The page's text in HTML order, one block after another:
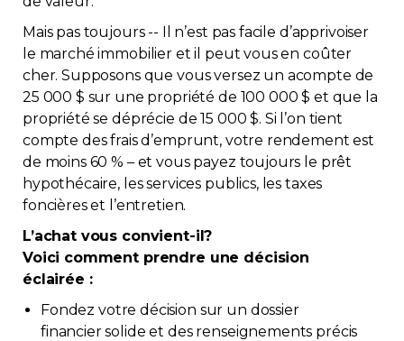
Mais pas toujours -- Il n’est pas facile d’apprivoiser
le marché immobilier et il peut vous en coûter
cher. Supposons que vous versez un acompte de
25 000 $ sur une propriété de 100 000 $ et que la
propriété se déprécie de 15 000 $. Si l’on tient
compte des frais d’emprunt, votre rendement est
de moins 60 % – et vous payez toujours le prêt
hypothécaire, les services publics, les taxes
foncières et l’entretien.
L’achat vous convient-il?
Voici comment prendre une décision
éclairée :
Fondez votre décision sur un dossier
financier solide et des renseignements précis